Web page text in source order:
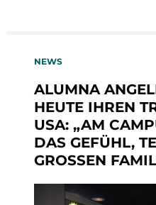
NEWS
ALUMNA
HEUTE IHREN
USA: „AM
DAS GEFÜHL,
GROSSEN